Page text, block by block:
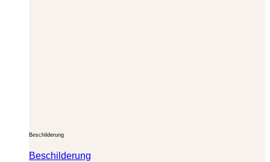
Beschilderung
Beschilderung